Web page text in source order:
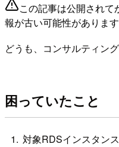
この記事は公開され
報が古い可能性がありま
どうも、コンサルティン
困っていたこと
対象RDSインスタン